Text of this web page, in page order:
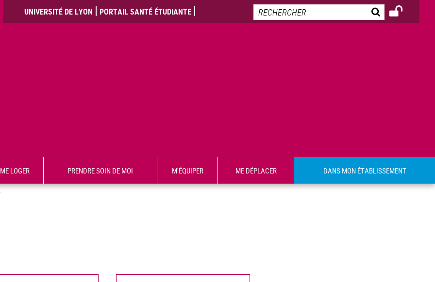
UNIVERSITÉ DE LYON PORTAIL SANTÉ ÉTUDIANTE
ME LOGER PRENDRE SOIN DE MOI M'ÉQUIPER ME DÉPLACER DANS MON ÉTABLISSEMENT